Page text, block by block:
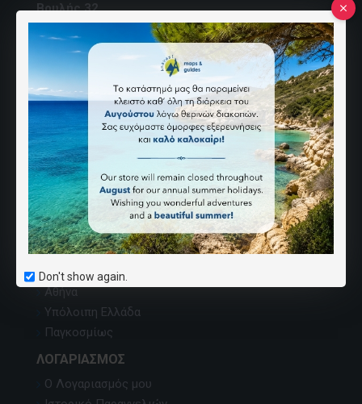
Don't show again.
Βουλής 32
10557 Αθήνα, Ελλάδα
ΑΝΆΒΑΣΗ
Ποιοι Είμαστε
Επικοινωνία
Χάρτης Ιστοσελίδας
Εντοπισμός χαρτών
Κατάλογος εκδόσεων
Όροι Αγορών
Καριέρα
Αθήνα
Υπόλοιπη Ελλάδα
Παγκοσμίως
ΛΟΓΑΡΙΑΣΜΌΣ
Ο Λογαριασμός μου